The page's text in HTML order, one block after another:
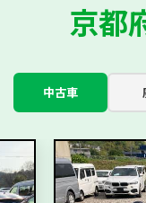
京都
中古車